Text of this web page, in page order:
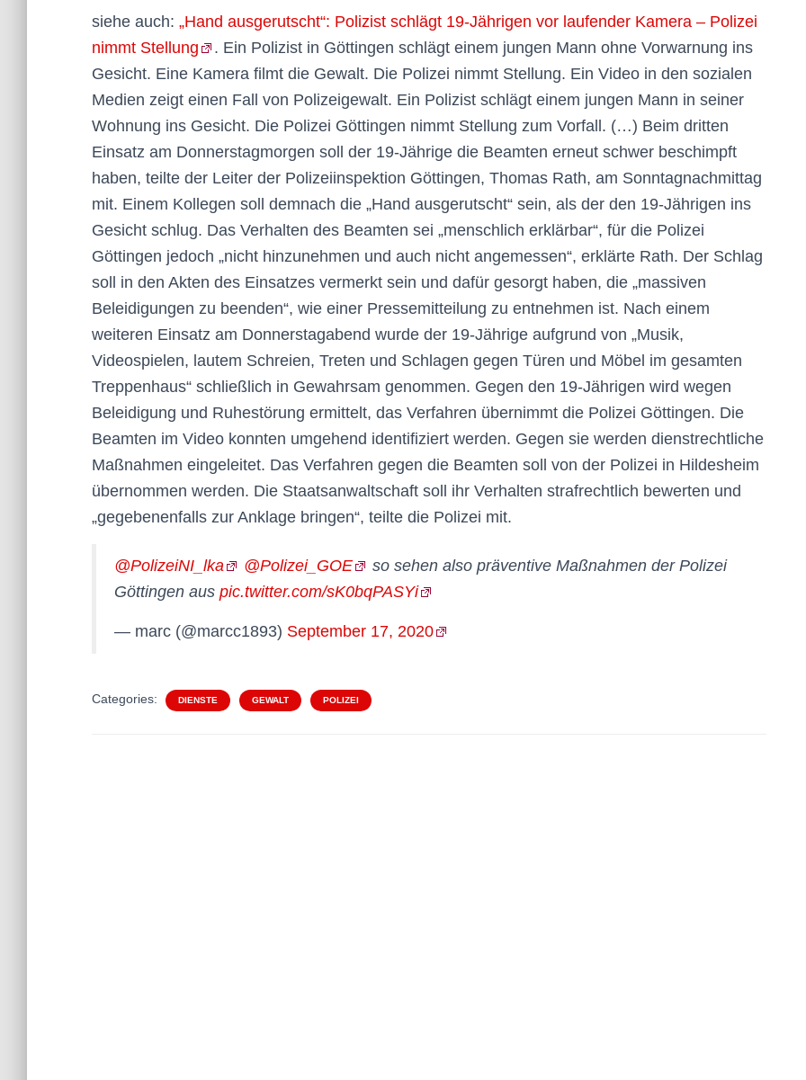
siehe auch: „Hand ausgerutscht“: Polizist schlägt 19-Jährigen vor laufender Kamera – Polizei
nimmt Stellung
. Ein Polizist in Göttingen schlägt einem jungen Mann ohne Vorwarnung ins
Gesicht. Eine Kamera filmt die Gewalt. Die Polizei nimmt Stellung. Ein Video in den sozialen
Medien zeigt einen Fall von Polizeigewalt. Ein Polizist schlägt einem jungen Mann in seiner
Wohnung ins Gesicht. Die Polizei Göttingen nimmt Stellung zum Vorfall. (…) Beim dritten
Einsatz am Donnerstagmorgen soll der 19-Jährige die Beamten erneut schwer beschimpft
haben, teilte der Leiter der Polizeiinspektion Göttingen, Thomas Rath, am Sonntagnachmittag
mit. Einem Kollegen soll demnach die „Hand ausgerutscht“ sein, als der den 19-Jährigen ins
Gesicht schlug. Das Verhalten des Beamten sei „menschlich erklärbar“, für die Polizei
Göttingen jedoch „nicht hinzunehmen und auch nicht angemessen“, erklärte Rath. Der Schlag
soll in den Akten des Einsatzes vermerkt sein und dafür gesorgt haben, die „massiven
Beleidigungen zu beenden“, wie einer Pressemitteilung zu entnehmen ist. Nach einem
weiteren Einsatz am Donnerstagabend wurde der 19-Jährige aufgrund von „Musik,
Videospielen, lautem Schreien, Treten und Schlagen gegen Türen und Möbel im gesamten
Treppenhaus“ schließlich in Gewahrsam genommen. Gegen den 19-Jährigen wird wegen
Beleidigung und Ruhestörung ermittelt, das Verfahren übernimmt die Polizei Göttingen. Die
Beamten im Video konnten umgehend identifiziert werden. Gegen sie werden dienstrechtliche
Maßnahmen eingeleitet. Das Verfahren gegen die Beamten soll von der Polizei in Hildesheim
übernommen werden. Die Staatsanwaltschaft soll ihr Verhalten strafrechtlich bewerten und
„gegebenenfalls zur Anklage bringen“, teilte die Polizei mit.
@PolizeiNI_lka @Polizei_GOE
so sehen also präventive Maßnahmen der Polizei
Göttingen aus pic.twitter.com/sK0bqPASYi
— marc (@marcc1893) September 17, 2020
Categories: DIENSTE GEWALT POLIZEI